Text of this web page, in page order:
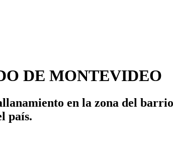
DE MONTEVIDEO
en la zona del
país.